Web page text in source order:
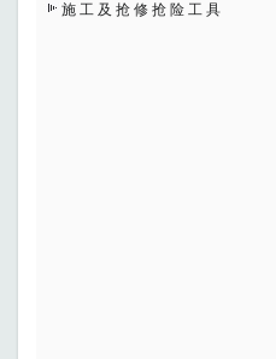
施工及抢修抢险工具